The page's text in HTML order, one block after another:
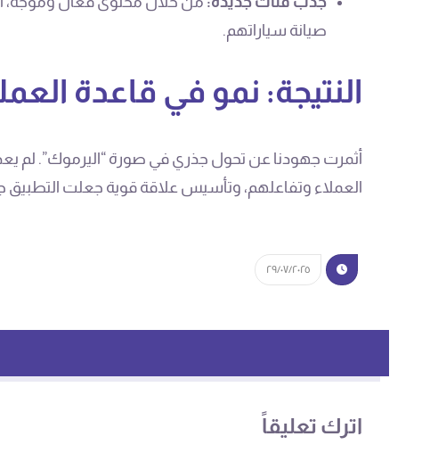
صيانة سياراتهم.
النتيجة: نمو في قاعدة
أثمرت جهودنا عن تحول جذري في صورة “اليرموك”. لم يعد
العملاء وتفاعلهم، وتأسيس علاقة قوية جعلت التطبيق
٢٩/٠٧/٢٠٢٥
اترك تعليقاً